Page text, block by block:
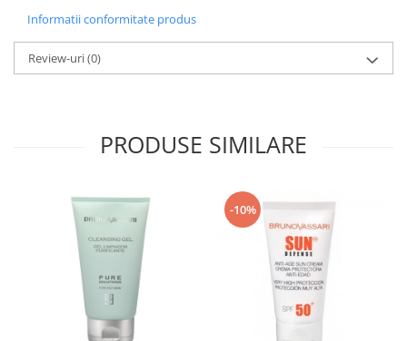
Informatii conformitate produs
Review-uri(0)
PRODUSE SIMILARE
-10%